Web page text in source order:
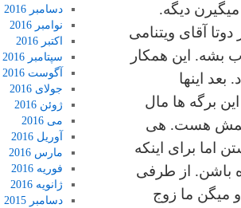
دیگه.
آقای ویتنامی
بشه. این همکار
بعد اینها
برگه ها مال
هست. هی
اما برای اینکه
باشن. از طرفی
میگن ما زوج
دسامبر 2016
نوامبر 2016
اکتبر 2016
سپتامبر 2016
آگوست 2016
جولای 2016
ژوئن 2016
می 2016
آوریل 2016
مارس 2016
فوریه 2016
ژانویه 2016
دسامبر 2015